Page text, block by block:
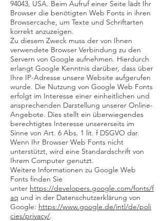
94043, USA. Beim Aufruf einer Seite lädt Ihr
Browser die benötigten Web Fonts in ihren
Browsercache, um Texte und Schriftarten
korrekt anzuzeigen.
Zu diesem Zweck muss der von Ihnen
verwendete Browser Verbindung zu den
Servern von Google aufnehmen. Hierdurch
erlangt Google Kenntnis darüber, dass über
Ihre IP-Adresse unsere Website aufgerufen
wurde. Die Nutzung von Google Web Fonts
erfolgt im Interesse einer einheitlichen und
ansprechenden Darstellung unserer Online-
Angebote. Dies stellt ein überwiegendes
berechtigtes Interesse unsererseits im
Sinne von Art. 6 Abs. 1 lit. f DSGVO dar.
Wenn Ihr Browser Web Fonts nicht
unterstützt, wird eine Standardschrift von
Ihrem Computer genutzt.
Weitere Informationen zu Google Web
Fonts finden Sie
unter https://developers.google.com/fonts/f
aq und in der Datenschutzerklärung von
Google: https://www.google.de/intl/de/poli
cies/privacy/.